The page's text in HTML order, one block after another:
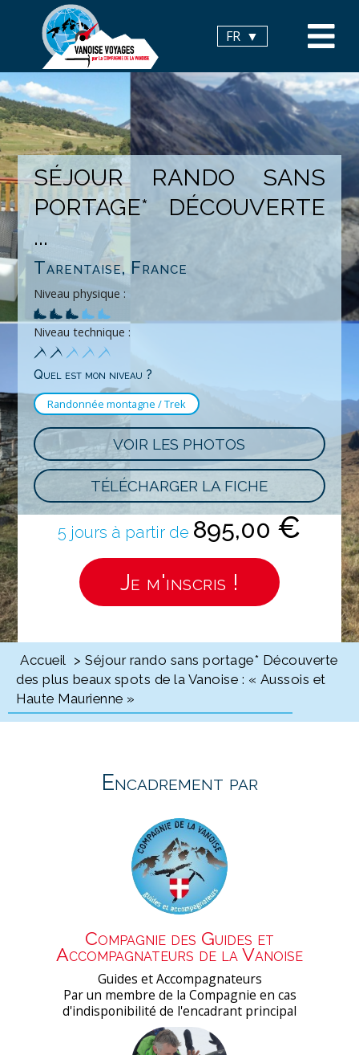
FR
SÉJOUR RANDO SANS
PORTAGE* DÉCOUVERTE
...
Tarentaise, France
Niveau physique :
Niveau technique :
Quel est mon niveau ?
Randonnée montagne / Trek
VOIR LES PHOTOS
TÉLÉCHARGER LA FICHE
5 jours à partir de 895,00 €
Je m'inscris !
Accueil > Séjour rando sans portage* Découverte
des plus beaux spots de la Vanoise : « Aussois et
Haute Maurienne »
Encadrement par
Compagnie des Guides et
Accompagnateurs de la Vanoise
Guides et Accompagnateurs
Par un membre de la Compagnie en cas
d'indisponibilité de l'encadrant principal
Panneau de gestion des cookies